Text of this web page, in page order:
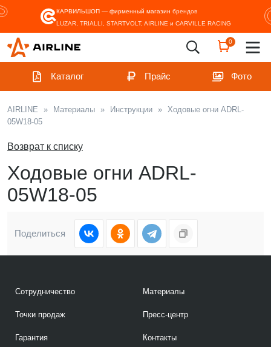
КАРВИЛЬШОП — фирменный магазин брендов
LUZAR, TRIALLI, STARTVOLT, AIRLINE и CARVILLE RACING
0
Каталог Прайс Фото
AIRLINE » Материалы » Инструкции » Ходовые огни ADRL-
05W18-05
Возврат к списку
Ходовые огни ADRL-
05W18-05
Поделиться
Сотрудничество
Точки продаж
Гарантия
Материалы
Пресс-центр
Контакты